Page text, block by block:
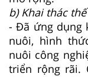
b) Khai thác
- Đã ứng dụng
nuôi, hình
nuôi công
triển rộng rãi.